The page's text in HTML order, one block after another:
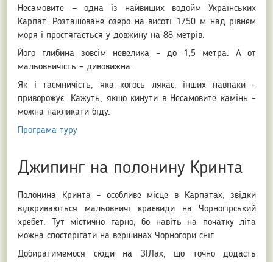
Несамовите — одна із найвищих водойм Українських
Карпат. Розташоване озеро на висоті 1750 м над рівнем
моря і простягається у довжину на 88 метрів.
Його глибина зовсім невелика – до 1,5 метра. А от
мальовничість – дивовижна.
Як і таємничість, яка когось лякає, інших навпаки –
приворожує. Кажуть, якщо кинути в Несамовите камінь –
можна накликати біду.
Програма туру
Джипинг на полонину Кринта
Полонина Кринта - особливе місце в Карпатах, звідки
відкриваються мальовничі краєвиди на Чорногірський
хребет. Тут містично гарно, бо навіть на початку літа
можна спостерігати на вершинах Чорногори сніг.
Добиратимемося сюди на ЗІЛах, що точно додасть